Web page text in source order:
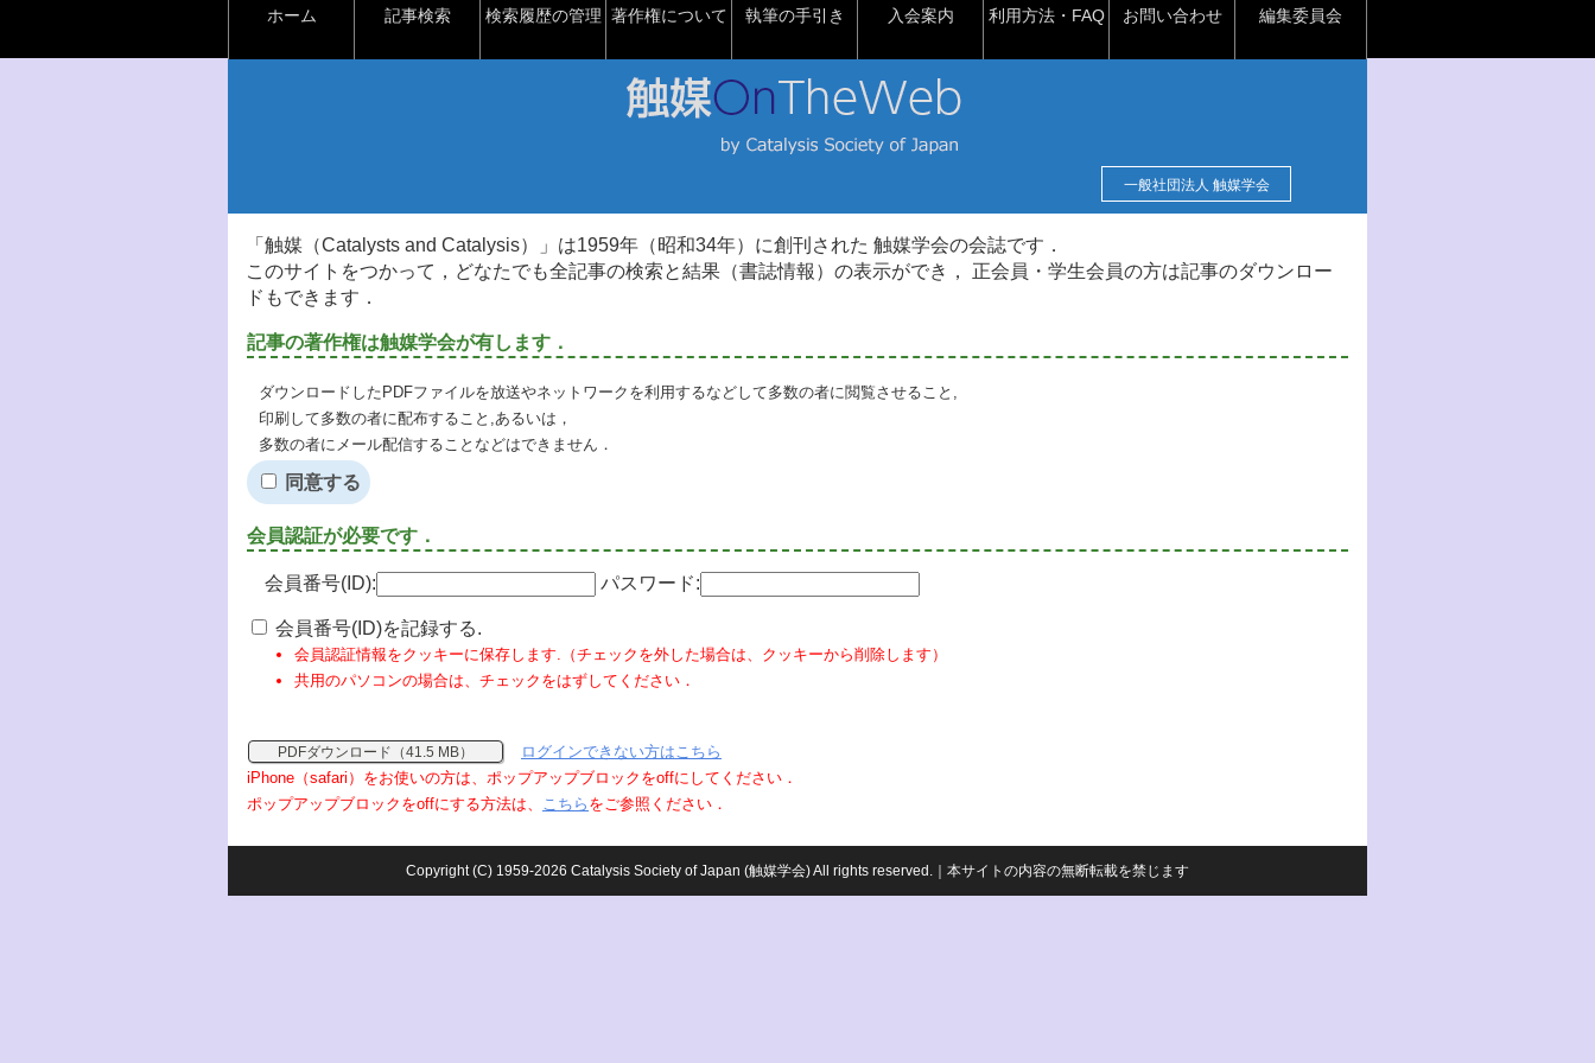
ホーム 記事検索 検索履歴の管理 著作権について 執筆の手引き 入会案内 利用方法・FAQ お問い合わせ 編集委員会
一般社団法人 触媒学会
「触媒（Catalysts and Catalysis）」は1959年（昭和34年）に創刊された 触媒学会の会誌です．
このサイトをつかって，どなたでも全記事の検索と結果（書誌情報）の表示ができ， 正会員・学生会員の方は記事のダウンロー
ドもできます．
記事の著作権は触媒学会が有します．
ダウンロードしたPDFファイルを放送やネットワークを利用するなどして多数の者に閲覧させること,
印刷して多数の者に配布すること,あるいは，
多数の者にメール配信することなどはできません．
同意する
会員認証が必要です．
会員番号(ID): パスワード:
会員番号(ID)を記録する.
会員認証情報をクッキーに保存します.（チェックを外した場合は、クッキーから削除します）
共用のパソコンの場合は、チェックをはずしてください．
PDFダウンロード（41.5 MB）
ログインできない方はこちら
iPhone（safari）をお使いの方は、ポップアップブロックをoffにしてください．
ポップアップブロックをoffにする方法は、 こちら をご参照ください．
Copyright (C) 1959-2026 Catalysis Society of Japan (触媒学会) All rights reserved.｜本サイトの内容の無断転載を禁じます